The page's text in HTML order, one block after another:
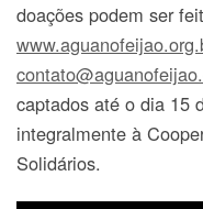
doações podem ser
captados até o dia 15
integralmente à
Solidários.